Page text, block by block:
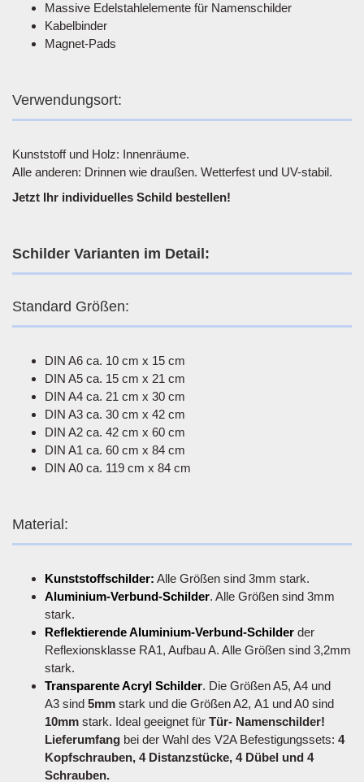
Massive Edelstahlelemente für Namenschilder
Kabelbinder
Magnet-Pads
Verwendungsort:
Kunststoff und Holz: Innenräume.
Alle anderen: Drinnen wie draußen. Wetterfest und UV-stabil.
Jetzt Ihr individuelles Schild bestellen!
Schilder Varianten im Detail:
Standard Größen:
DIN A6 ca. 10 cm x 15 cm
DIN A5 ca. 15 cm x 21 cm
DIN A4 ca. 21 cm x 30 cm
DIN A3 ca. 30 cm x 42 cm
DIN A2 ca. 42 cm x 60 cm
DIN A1 ca. 60 cm x 84 cm
DIN A0 ca. 119 cm x 84 cm
Material:
Kunststoffschilder: Alle Größen sind 3mm stark.
Aluminium-Verbund-Schilder. Alle Größen sind 3mm
stark.
Reflektierende Aluminium-Verbund-Schilder der
Reflexionsklasse RA1, Aufbau A. Alle Größen sind 3,2mm
stark.
Transparente Acryl Schilder. Die Größen A5, A4 und
A3 sind 5mm stark und die Größen A2, A1 und A0 sind
10mm stark. Ideal geeignet für Tür- Namenschilder!
Lieferumfang bei der Wahl des V2A Befestigungssets: 4
Kopfschrauben, 4 Distanzstücke, 4 Dübel und 4
Schrauben.